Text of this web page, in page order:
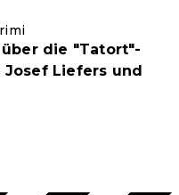
die "Tatort"-
Josef Liefers und